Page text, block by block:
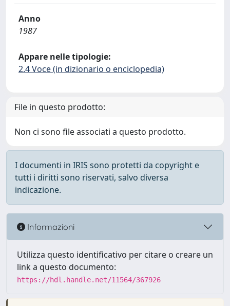
Anno
1987
Appare nelle tipologie:
2.4 Voce (in dizionario o enciclopedia)
File in questo prodotto:
Non ci sono file associati a questo prodotto.
I documenti in IRIS sono protetti da copyright e
tutti i diritti sono riservati, salvo diversa
indicazione.
Informazioni
Utilizza questo identificativo per citare o creare un
link a questo documento:
https://hdl.handle.net/11564/367926